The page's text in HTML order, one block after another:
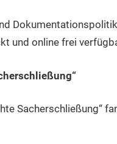
und online frei
Sacherschließung“